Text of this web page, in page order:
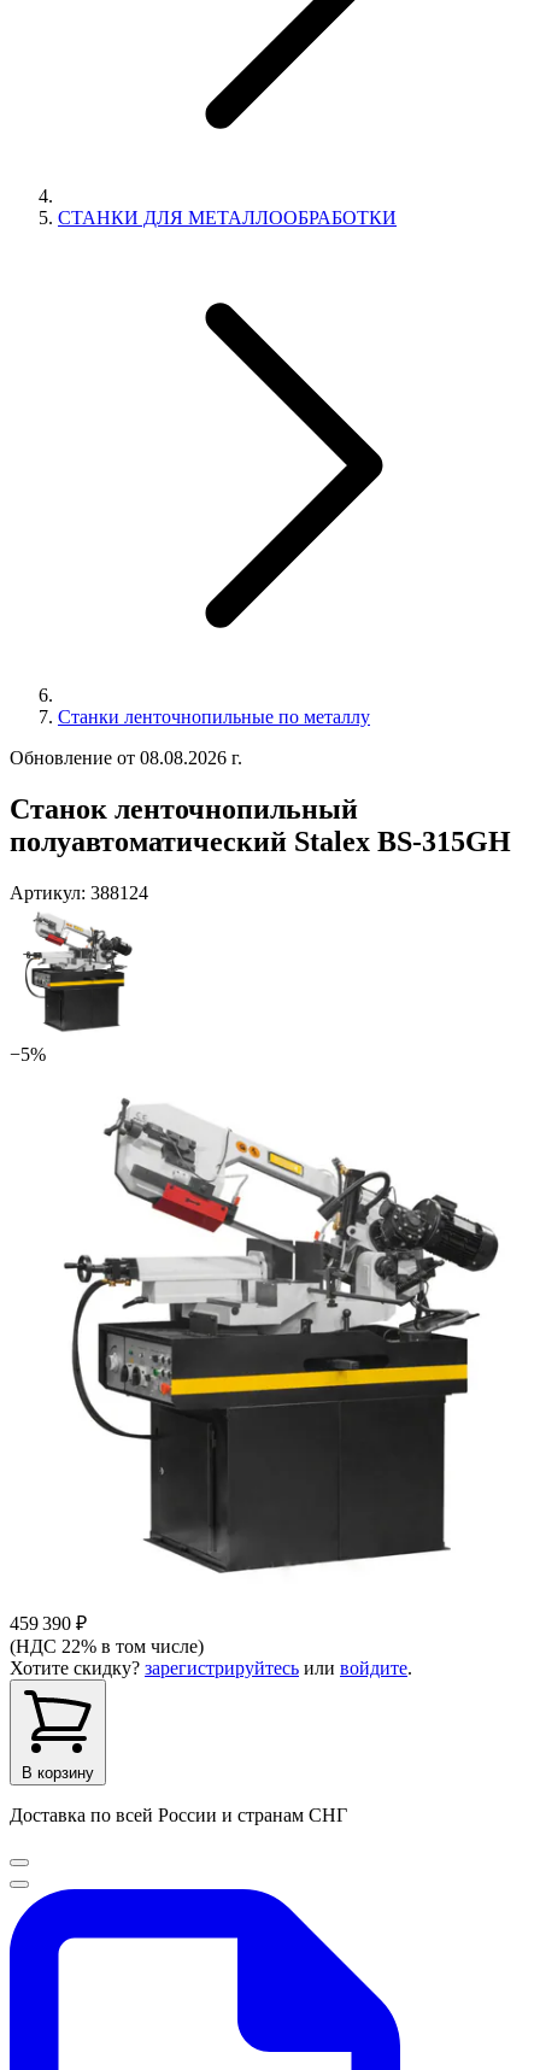
СТАНКИ ДЛЯ МЕТАЛЛООБРАБОТКИ
Станки ленточнопильные по металлу
Обновление от 08.08.2026 г.
Станок ленточнопильный
полуавтоматический Stalex BS-315GH
Артикул: 388124
−5%
459 390 ₽
(НДС 22% в том числе)
Хотите скидку? зарегистрируйтесь или войдите.
В корзину
Доставка по всей России и странам СНГ